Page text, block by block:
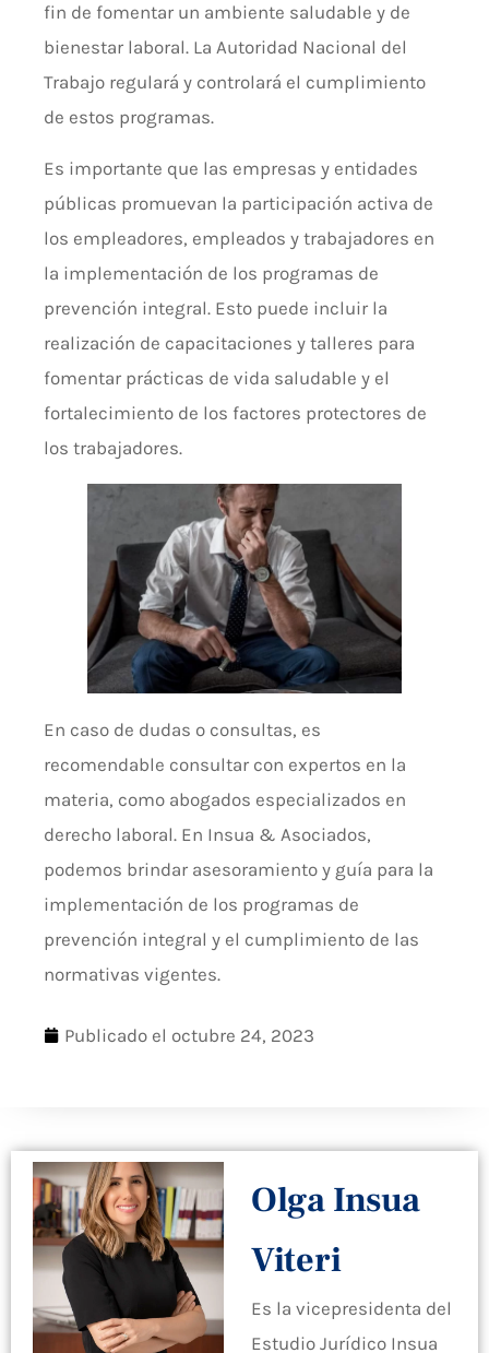
fin de fomentar un ambiente saludable y de
bienestar laboral. La Autoridad Nacional del
Trabajo regulará y controlará el cumplimiento
de estos programas.
Es importante que las empresas y entidades
públicas promuevan la participación activa de
los empleadores, empleados y trabajadores en
la implementación de los programas de
prevención integral. Esto puede incluir la
realización de capacitaciones y talleres para
fomentar prácticas de vida saludable y el
fortalecimiento de los factores protectores de
los trabajadores.
En caso de dudas o consultas, es
recomendable consultar con expertos en la
materia, como abogados especializados en
derecho laboral. En Insua & Asociados,
podemos brindar asesoramiento y guía para la
implementación de los programas de
prevención integral y el cumplimiento de las
normativas vigentes.
Publicado el octubre 24, 2023
Olga Insua
Viteri
Es la vicepresidenta del
Estudio Jurídico Insua